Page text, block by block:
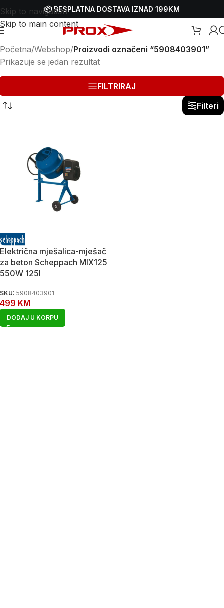
Skip to navigation
Skip to main content
📦 BESPLATNA DOSTAVA IZNAD 199KM
Početna/Webshop/Proizvodi označeni “5908403901”
Prikazuje se jedan rezultat
FILTRIRAJ
Filteri
Električna mješalica-mješač
za beton Scheppach MIX125
550W 125l
SKU: 5908403901
499 KM
DODAJ U KORPU